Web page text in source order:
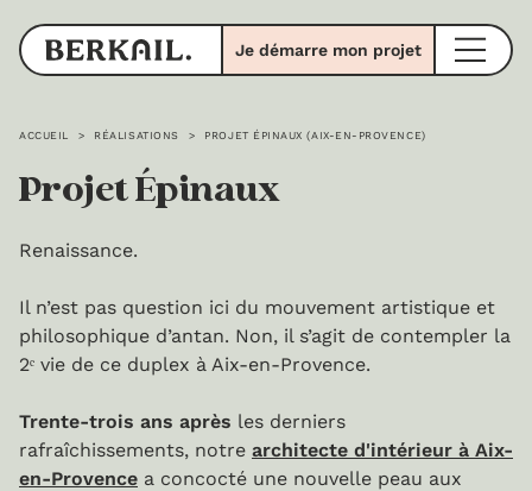
Je démarre mon projet
ACCUEIL > RÉALISATIONS > PROJET ÉPINAUX (AIX-EN-PROVENCE)
Projet Épinaux
Renaissance.
Il n’est pas question ici du mouvement artistique et
philosophique d’antan. Non, il s’agit de contempler la
2ᵉ vie de ce duplex à Aix-en-Provence.
Trente-trois ans après les derniers
rafraîchissements, notre architecte d'intérieur à Aix-
en-Provence a concocté une nouvelle peau aux